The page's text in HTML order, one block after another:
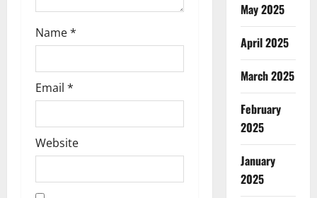
Name*
Email *
Website
May 2025
April 2025
March 2025
February
2025
January
2025